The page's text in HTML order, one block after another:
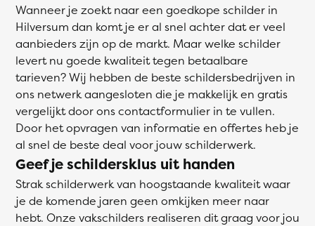
Wanneer je zoekt naar een goedkope schilder in
Hilversum dan komt je er al snel achter dat er veel
aanbieders zijn op de markt. Maar welke schilder
levert nu goede kwaliteit tegen betaalbare
tarieven? Wij hebben de beste schildersbedrijven in
ons netwerk aangesloten die je makkelijk en gratis
vergelijkt door ons contactformulier in te vullen.
Door het opvragen van informatie en offertes heb je
al snel de beste deal voor jouw schilderwerk.
Geef je schildersklus uit handen
Strak schilderwerk van hoogstaande kwaliteit waar
je de komende jaren geen omkijken meer naar
hebt. Onze vakschilders realiseren dit graag voor jou